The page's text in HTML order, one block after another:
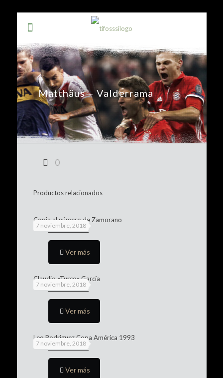
Matthäus – Valderrama
0
Productos relacionados
7 noviembre, 2018
Copia al número de Zamorano
Ver más
7 noviembre, 2018
Claudio «Turco» García
Ver más
7 noviembre, 2018
Leo Rodriguez Copa América 1993
Ver más